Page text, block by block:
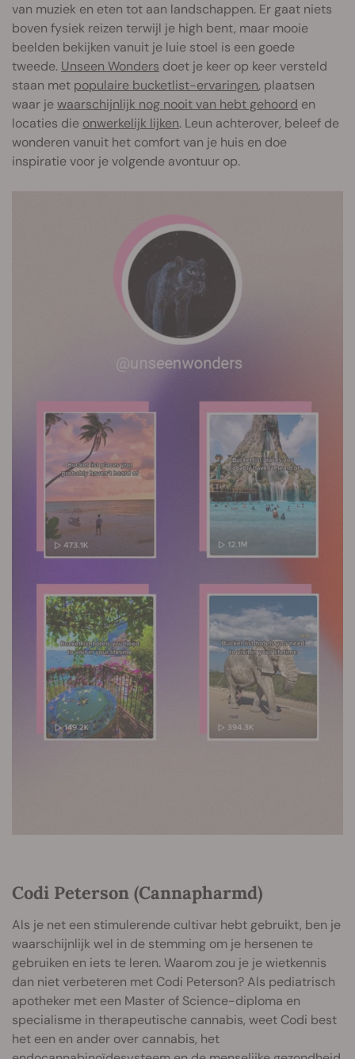
van muziek en eten tot aan landschappen. Er gaat niets
boven fysiek reizen terwijl je high bent, maar mooie
beelden bekijken vanuit je luie stoel is een goede
tweede. Unseen Wonders doet je keer op keer versteld
staan met populaire bucketlist-ervaringen, plaatsen
waar jewaarschijnlijk nog nooit van hebt gehoord en
locaties die onwerkelijk lijken. Leun achterover, beleef de
wonderen vanuit het comfort van je huis en doe
inspiratie voor je volgende avontuur op.
Codi Peterson (Cannapharmd)
Als je net een stimulerende cultivar hebt gebruikt, ben je
waarschijnlijk wel in de stemming om je hersenen te
gebruiken en iets te leren. Waarom zou je je wietkennis
dan niet verbeteren met Codi Peterson? Als pediatrisch
apotheker met een Master of Science-diploma en
specialisme in therapeutische cannabis, weet Codi best
het een en ander over cannabis, het